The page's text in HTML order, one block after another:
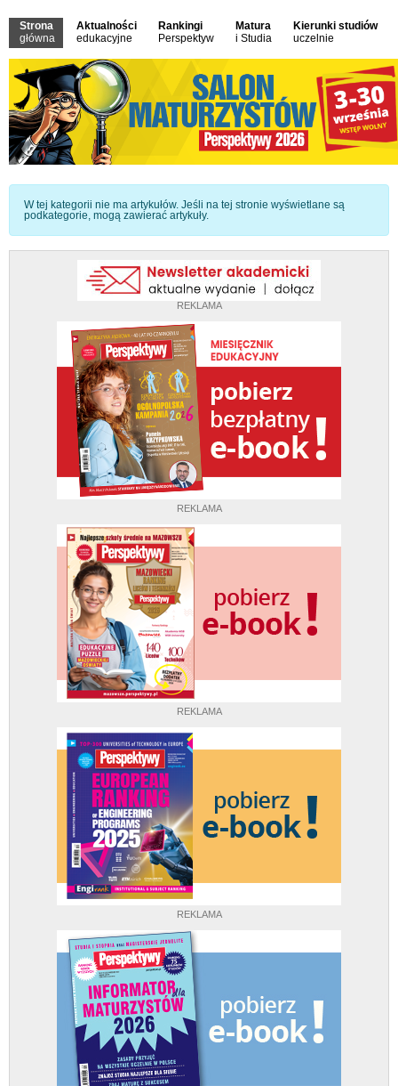
Strona
główna
Aktualności
edukacyjne
Rankingi
Perspektyw
Matura
i Studia
Kierunki studiów
uczelnie
REKLAMA
REKLAMA
REKLAMA
REKLAMA
Informacja
W tej kategorii nie ma artykułów. Jeśli na tej stronie wyświetlane są
podkategorie, mogą zawierać artykuły.